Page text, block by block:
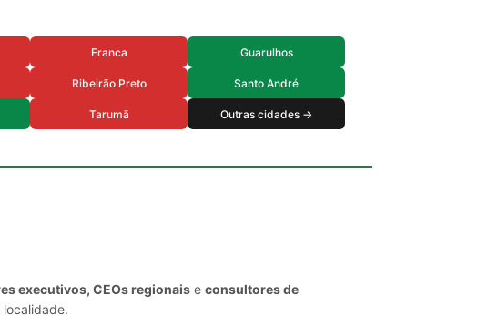
Franca Guarulhos
Ribeirão Preto Santo André
Tarumã Outras cidades →
executivos, CEOs regionais e consultores de